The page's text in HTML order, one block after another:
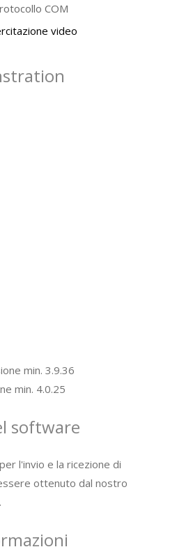
COM
video
min. 3.9.36
min. 4.0.25
software
l'invio e la ricezione di
ottenuto dal nostro
.